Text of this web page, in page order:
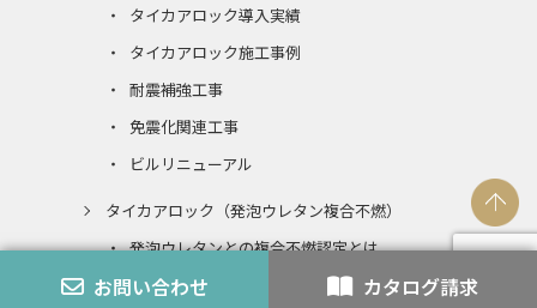
お問い合わせ カタログ請求
タイカアロック導入実績
タイカアロック施工事例
耐震補強工事
免震化関連工事
ビルリニューアル
タイカアロック（発泡ウレタン複合不燃）
発泡ウレタンとの複合不燃認定とは
エコアロック